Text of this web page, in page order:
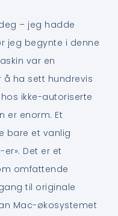
– jeg hadde
jeg begynte i denne
var en
å ha sett hundrevis
ikke-autoriserte
er enorm. Et
bare et vanlig
Det er et
omfattende
til originale
Mac-økosystemet